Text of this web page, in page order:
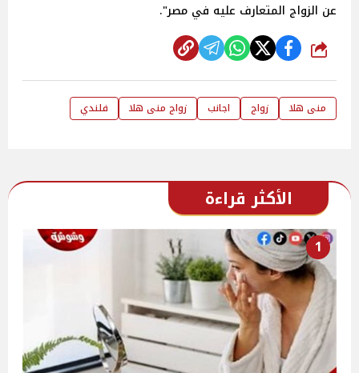
عن الزواج المتعارف عليه في مصر".
شارك
منى هلا زواج اجانب زواج منى هلا فلندي
الأكثر قراءة
1